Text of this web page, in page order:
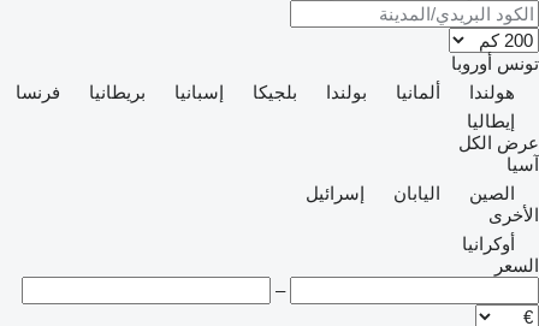
تونس أوروبا
هولندا
ألمانيا بولندا بلجيكا إسبانيا بريطانيا
فرنسا
إيطاليا
عرض الكل
آسيا
الصين
اليابان
إسرائيل
الأخرى
أوكرانيا
السعر
–